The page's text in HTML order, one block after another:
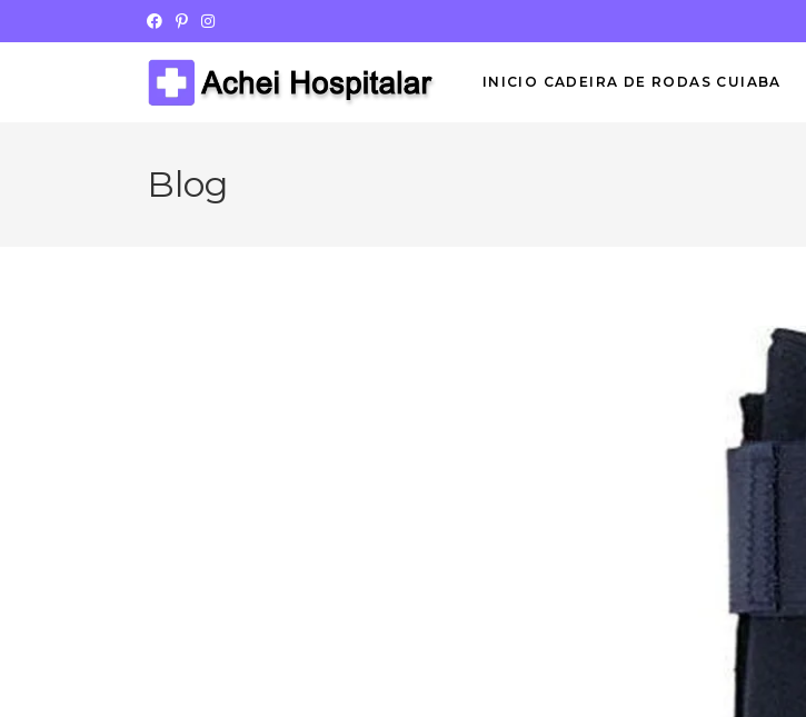
INICIO CADEIRA DE RODAS CUIABA
Blog